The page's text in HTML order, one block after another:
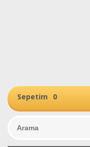
Sepetim 0